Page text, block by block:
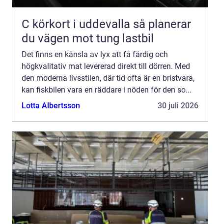
C körkort i uddevalla så planerar
du vägen mot tung lastbil
Det finns en känsla av lyx att få färdig och
högkvalitativ mat levererad direkt till dörren. Med
den moderna livsstilen, där tid ofta är en bristvara,
kan fiskbilen vara en räddare i nöden för den so...
Lotta Albertsson
30 juli 2026